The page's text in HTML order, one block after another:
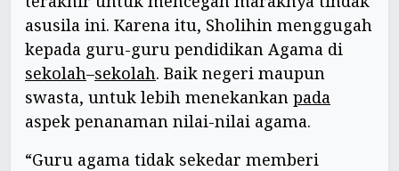
asusila ini. Karena itu, Sholihin menggugah
kepada guru-guru pendidikan Agama di
sekolah–sekolah. Baik negeri maupun
swasta, untuk lebih menekankan pada
aspek penanaman nilai-nilai agama.
“Guru agama tidak sekedar memberi